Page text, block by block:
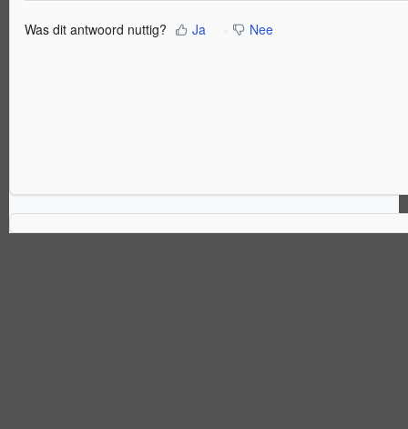
Was dit antwoord nuttig? Ja Nee